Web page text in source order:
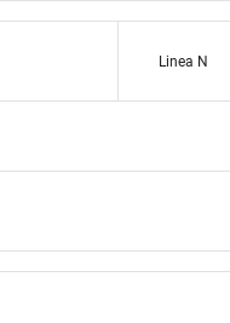
Linea N